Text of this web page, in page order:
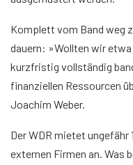
Komplett vom Band weg
dauern: »Wollten wir
kurzfristig vollständig
finanziellen Ressourcen
Joachim Weber.
Der WDR mietet ungefähr
externen Firmen an. Was